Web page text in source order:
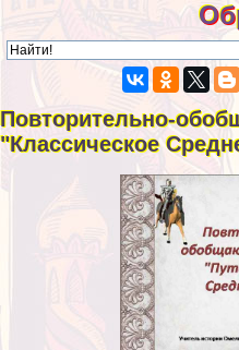
Повторительно-
"Классическое